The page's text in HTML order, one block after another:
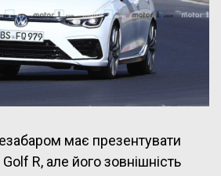
має презентувати
R, але його зовнішність